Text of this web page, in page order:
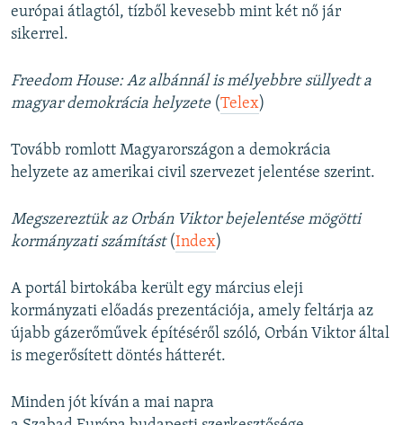
európai átlagtól, tízből kevesebb mint két nő jár
sikerrel.
Freedom House: Az albánnál is mélyebbre süllyedt a
magyar demokrácia helyzete(Telex)
Tovább romlott Magyarországon a demokrácia
helyzete az amerikai civil szervezet jelentése szerint.
Megszereztük az Orbán Viktor bejelentése mögötti
kormányzati számítást(Index)
A portál birtokába került egy március eleji
kormányzati előadás prezentációja, amely feltárja az
újabb gázerőművek építéséről szóló, Orbán Viktor által
is megerősített döntés hátterét.
Minden jót kíván a mai napra